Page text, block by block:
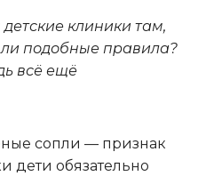
клиники там,
ли подобные правила?
всё ещё
сопли — признак
дети обязательно